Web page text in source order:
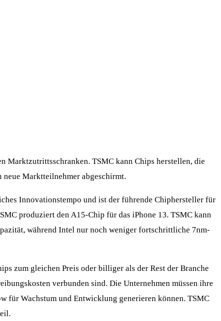
Marktzutrittsschranken. TSMC kann Chips herstellen, die
Marktteilnehmer abgeschirmt.
Innovationstempo und ist der führende Chiphersteller für
produziert den A15-Chip für das iPhone 13. TSMC kann
während Intel nur noch weniger fortschrittliche 7nm-
zum gleichen Preis oder billiger als der Rest der Branche
verbunden sind. Die Unternehmen müssen ihre
für Wachstum und Entwicklung generieren können. TSMC